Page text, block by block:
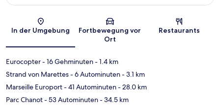
In der Umgebung
Fortbewegung vor
Ort
Restaurants
Eurocopter- 16 Gehminuten- 1.4 km
Strand von Marettes- 6 Autominuten- 3.1 km
Marseille Europort- 41 Autominuten- 28.0 km
Parc Chanot- 53 Autominuten- 34.5 km